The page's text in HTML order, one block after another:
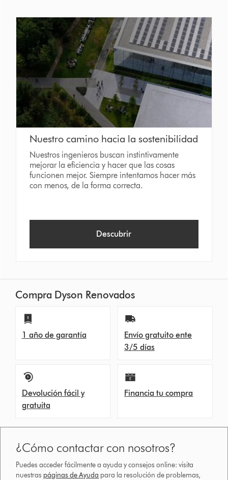
Nuestro camino hacia la sostenibilidad
Nuestros ingenieros buscan instintivamente
mejorar la eficiencia y hacer que las cosas
funcionen mejor. Siempre intentamos hacer más
con menos, de la forma correcta.
Descubrir
Compra Dyson Renovados
1 año de garantía
Envío gratuito ente
3/5 días
Devolución fácil y
gratuita
Financia tu compra
¿Cómo contactar con nosotros?
Puedes acceder fácilmente a ayuda y consejos online: visita
nuestras páginas de Ayuda para la resolución de problemas,